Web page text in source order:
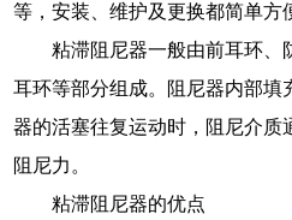
等，安装、维护及更换都简单方
粘滞阻尼器一般由前耳环、
耳环等部分组成。阻尼器内部填
器的活塞往复运动时，阻尼介质
阻尼力。
粘滞阻尼器的优点